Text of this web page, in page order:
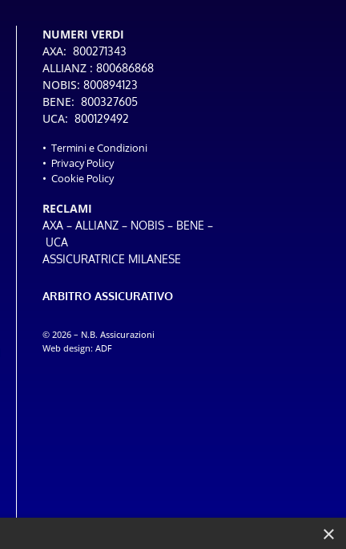
NUMERI VERDI
AXA: 800271343
ALLIANZ : 800686868
NOBIS: 800894123
BENE: 800327605
UCA: 800129492
• Termini e Condizioni
• Privacy Policy
• Cookie Policy
RECLAMI
AXA– ALLIANZ– NOBIS– BENE –
UCA
ASSICURATRICE MILANESE
ARBITRO ASSICURATIVO
© 2026 – N.B. Assicurazioni
Web design: ADF
×